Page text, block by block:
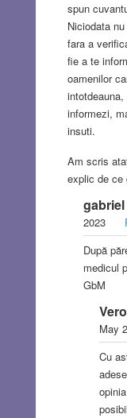
spun
Niciodata
fara a
fie a te
oamenilor
informezi,
insuti.
Am scris
explic de ce
2023
După
medicul
GbM
May
Cu